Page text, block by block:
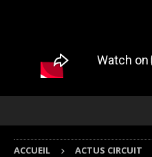
ACCUEIL ACTUS CIRCUIT